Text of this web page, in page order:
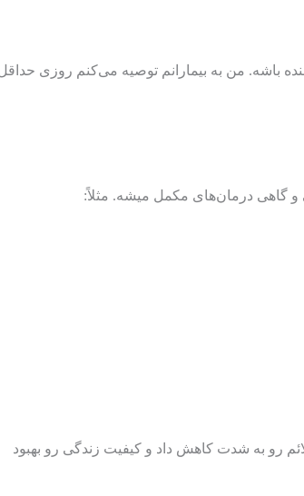
و گاهی درمان‌های مکمل میشه. مثلاً:
رو به شدت کاهش داد و کیفیت زندگی رو بهبود